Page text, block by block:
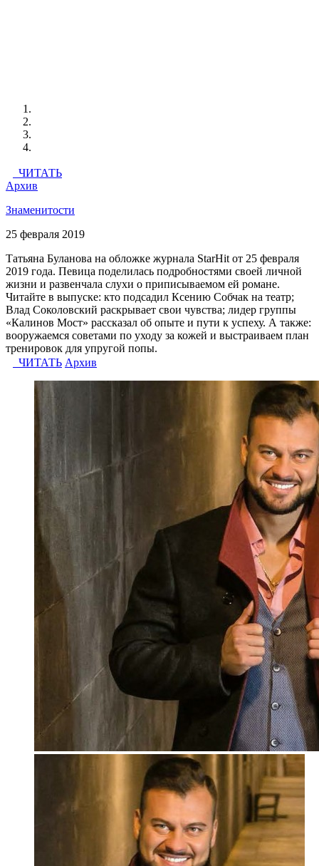
ЧИТАТЬ
Архив
Знаменитости
25 февраля 2019
Татьяна Буланова на обложке журнала StarHit от 25 февраля
2019 года. Певица поделилась подробностями своей личной
жизни и развенчала слухи о приписываемом ей романе.
Читайте в выпуске: кто подсадил Ксению Собчак на театр;
Влад Соколовский раскрывает свои чувства; лидер группы
«Калинов Мост» рассказал об опыте и пути к успеху. А также:
вооружаемся советами по уходу за кожей и выстраиваем план
тренировок для упругой попы.
ЧИТАТЬ Архив